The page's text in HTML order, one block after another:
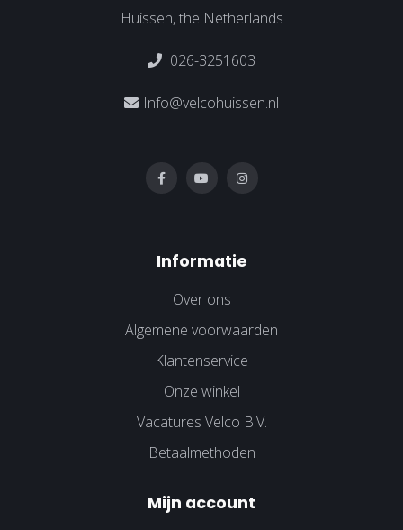
Huissen, the Netherlands
026-3251603
Info@velcohuissen.nl
Informatie
Over ons
Algemene voorwaarden
Klantenservice
Onze winkel
Vacatures Velco B.V.
Betaalmethoden
Mijn account